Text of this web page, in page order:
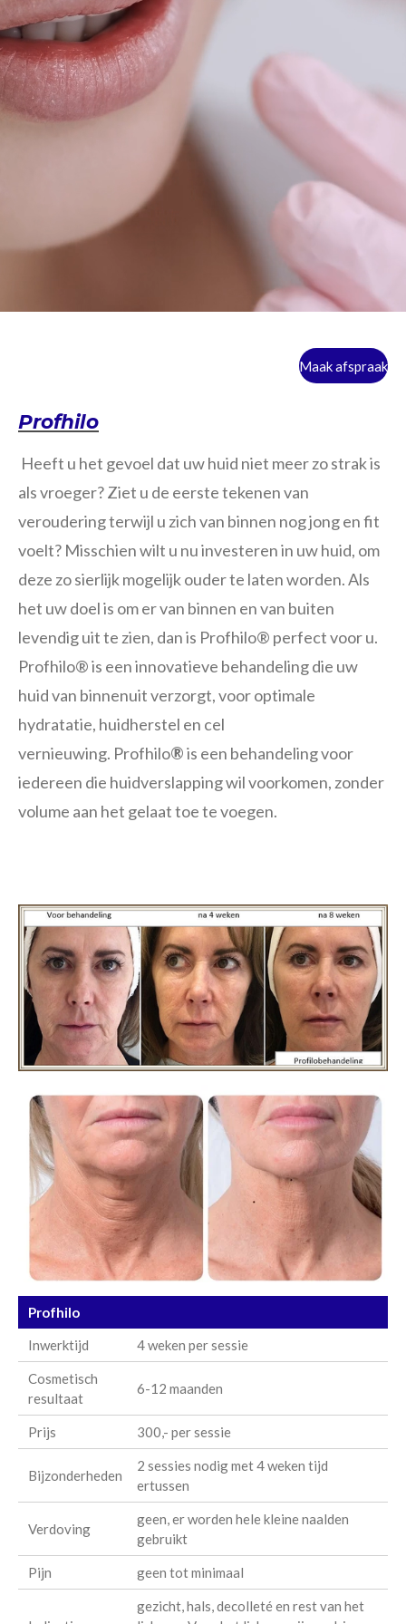
Maak afspraak
Profhilo
Heeft u het gevoel dat uw huid niet meer zo strak is
als vroeger? Ziet u de eerste tekenen van
veroudering terwijl u zich van binnen nog jong en fit
voelt? Misschien wilt u nu investeren in uw huid, om
deze zo sierlijk mogelijk ouder te laten worden. Als
het uw doel is om er van binnen en van buiten
levendig uit te zien, dan is Profhilo® perfect voor u.
Profhilo® is een innovatieve behandeling die uw
huid van binnenuit verzorgt, voor optimale
hydratatie, huidherstel en cel
vernieuwing. Profhilo®is een behandeling voor
iedereen die huidverslapping wil voorkomen, zonder
volume aan het gelaat toe te voegen.
Profhilo
Inwerktijd
4 weken per sessie
Cosmetisch
resultaat
6-12 maanden
Prijs 300,- per sessie
Bijzonderheden
2 sessies nodig met 4 weken tijd
ertussen
Verdoving
geen, er worden hele kleine naalden
gebruikt
Pijn geen tot minimaal
gezicht, hals, decolleté en rest van het